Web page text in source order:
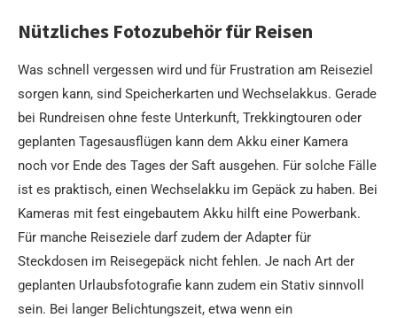
Nützliches Fotozubehör für Reisen
Was schnell vergessen wird und für Frustration am Reiseziel
sorgen kann, sind Speicherkarten und Wechselakkus. Gerade
bei Rundreisen ohne feste Unterkunft, Trekkingtouren oder
geplanten Tagesausflügen kann dem Akku einer Kamera
noch vor Ende des Tages der Saft ausgehen. Für solche Fälle
ist es praktisch, einen Wechselakku im Gepäck zu haben. Bei
Kameras mit fest eingebautem Akku hilft eine Powerbank.
Für manche Reiseziele darf zudem der Adapter für
Steckdosen im Reisegepäck nicht fehlen. Je nach Art der
geplanten Urlaubsfotografie kann zudem ein Stativ sinnvoll
sein. Bei langer Belichtungszeit, etwa wenn ein